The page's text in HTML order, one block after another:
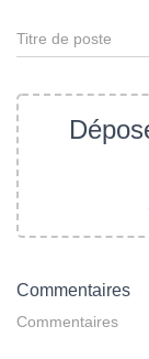
Commentaires